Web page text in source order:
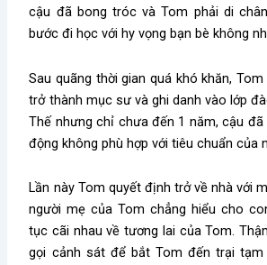
cậu đã bong tróc và Tom phải di
bước đi học với hy vọng bạn bè không
Sau quãng thời gian quá khó khăn,
trở thành mục sư và ghi danh vào lớp
Thế nhưng chỉ chưa đến 1 năm, cậu
động không phù hợp với tiêu chuẩn của
Lần này Tom quyết định trở về nhà với
người mẹ của Tom chẳng hiểu cho
tục cãi nhau về tương lai của Tom.
gọi cảnh sát để bắt Tom đến trại